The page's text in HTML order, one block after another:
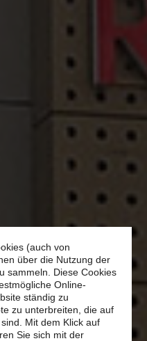
(auch von
über die Nutzung der
sammeln. Diese Cookies
Online-
ständig zu
zu unterbreiten, die auf
Mit dem Klick auf
Sie sich mit der